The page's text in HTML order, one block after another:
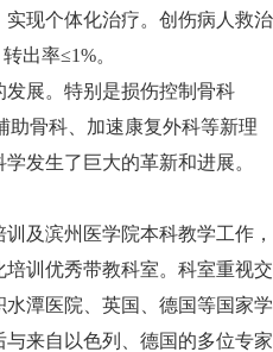
现个体化治疗。创伤病人救治
出率≤1%。
展。特别是损伤控制骨科
助骨科、加速康复外科等新理
发生了巨大的革新和进展。
及滨州医学院本科教学工作，
训优秀带教科室。科室重视交
潭医院、英国、德国等国家学
来自以色列、德国的多位专家